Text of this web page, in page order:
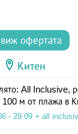
виж офертата
Китен
All Inclusive,
м от плажа в
- 29.09 + all